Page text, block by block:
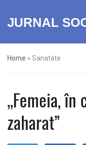
JURNAL
Home » Sanatate
„Femeia,
zaharat”